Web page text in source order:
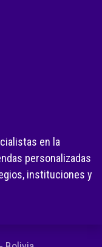
en la
personalizadas
instituciones y